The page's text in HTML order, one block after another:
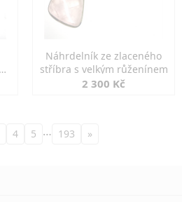
Náhrdelník ze zlaceného
stříbra s velkým růženínem
2 300 Kč
4 5 … 193 »